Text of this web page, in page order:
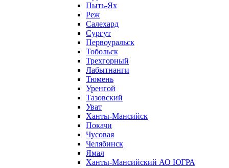
Пыть-Ях
Реж
Салехард
Сургут
Первоуральск
Тобольск
Трехгорный
Лабытнанги
Тюмень
Уренгой
Тазовский
Уват
Ханты-Мансийск
Покачи
Чусовая
Челябинск
Ямал
Ханты-Мансийский АО ЮГРА